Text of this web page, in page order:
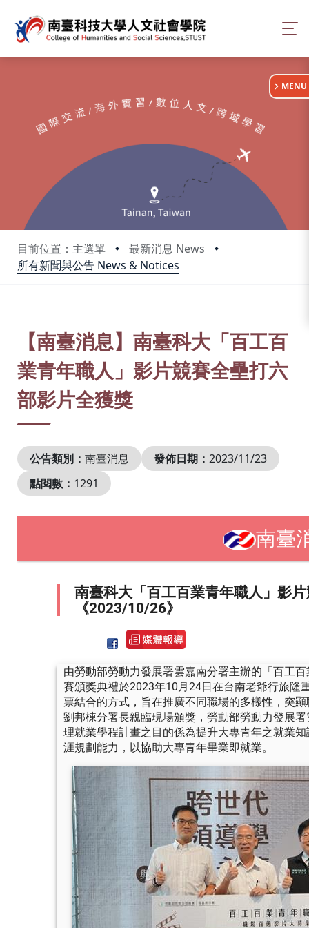
目前位置：主選單
最新消息 News
所有新聞與公告 News & Notices
:::
MENU
【南臺消息】南臺科大「百工百
業青年職人」影片競賽全壘打六
部影片全獲獎
公告類別： 南臺消息 發佈日期： 2023/11/23
點閱數： 1291